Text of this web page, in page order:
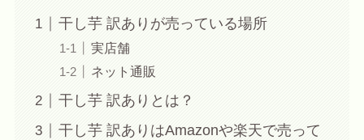
干し芋 訳ありが売っている場所
実店舗
ネット通販
干し芋 訳ありとは？
干し芋 訳ありはAmazonや楽天で売って